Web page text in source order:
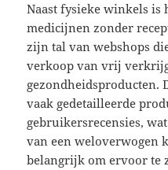
Naast fysieke winkels is
medicijnen zonder
zijn tal van webshops
verkoop van vrij
gezondheidsproducten.
vaak gedetailleerde
gebruikersrecensies,
van een weloverwogen
belangrijk om ervoor te